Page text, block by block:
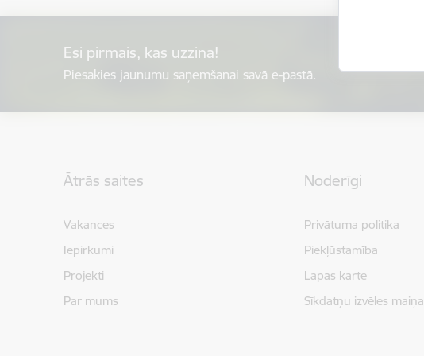
Esi pirmais, kas uzzina!
Piesakies jaunumu saņemšanai savā e-pastā.
Ātrās saites
Vakances
Iepirkumi
Projekti
Par mums
Noderīgi
Privātuma politika
Piekļūstamība
Lapas karte
Sīkdatņu izvēles maiņa